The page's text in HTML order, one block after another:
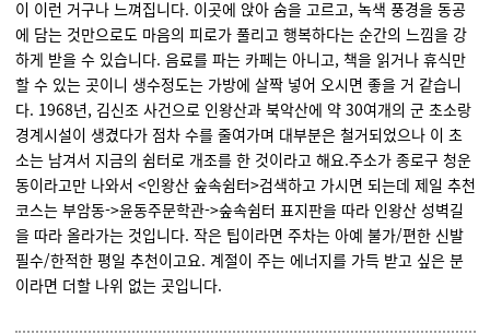
이 이런 거구나 느껴집니다. 이곳에 앉아 숨을 고르고, 녹색 풍경을 동공
에 담는 것만으로도 마음의 피로가 풀리고 행복하다는 순간의 느낌을 강
하게 받을 수 있습니다. 음료를 파는 카페는 아니고, 책을 읽거나 휴식만
할 수 있는 곳이니 생수정도는 가방에 살짝 넣어 오시면 좋을 거 같습니
다. 1968년, 김신조사건으로 인왕산과 북악산에 약 30여개의 군 초소랑
경계시설이 생겼다가 점차 수를 줄여가며 대부분은 철거되었으나 이 초
소는 남겨서 지금의 쉼터로 개조를 한 것이라고 해요.주소가 종로구 청운
동이라고만나와서 <인왕산 숲속쉼터>검색하고 가시면 되는데 제일 추천
코스는 부암동->윤동주문학관->숲속쉼터 표지판을 따라 인왕산 성벽길
을 따라 올라가는 것입니다. 작은 팁이라면 주차는 아예 불가/편한 신발
필수/한적한 평일 추천이고요. 계절이 주는 에너지를 가득 받고 싶은 분
이라면 더할 나위 없는 곳입니다.